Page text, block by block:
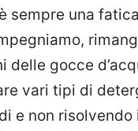
sempre una
delle gocce
vari tipi di
e non risolvendo